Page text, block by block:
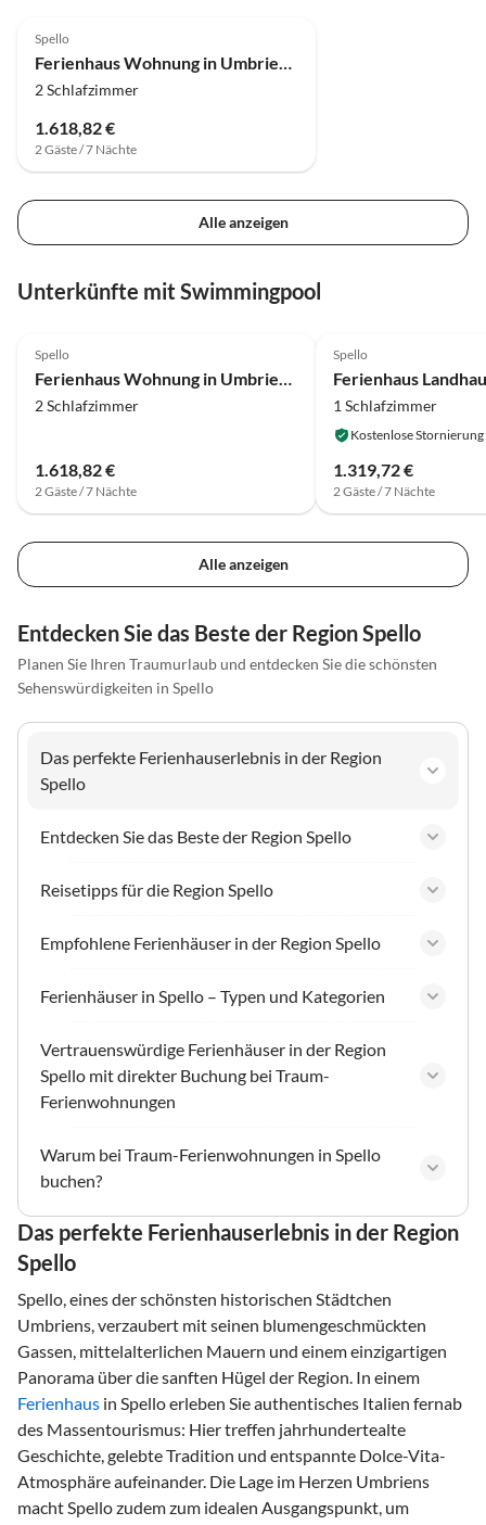
Spello
Ferienhaus Wohnung in Umbrien mit Pool und Sauna
2 Schlafzimmer
1.618,82 €
2 Gäste / 7 Nächte
Alle anzeigen
Unterkünfte mit Swimmingpool
Spello
Ferienhaus Wohnung in Umbrien mit Pool und Sauna
2 Schlafzimmer
1.618,82 €
2 Gäste / 7 Nächte
Spello
Ferienhaus
1 Schlafzimmer
Kostenlose Stornierung
1.319,72 €
2 Gäste / 7 Nächte
Alle anzeigen
Entdecken Sie das Beste der Region Spello
Planen Sie Ihren Traumurlaub und entdecken Sie die schönsten
Sehenswürdigkeiten in Spello
Das perfekte Ferienhauserlebnis in der Region
Spello
Entdecken Sie das Beste der Region Spello
Reisetipps für die Region Spello
Empfohlene Ferienhäuser in der Region Spello
Ferienhäuser in Spello – Typen und Kategorien
Vertrauenswürdige Ferienhäuser in der Region
Spello mit direkter Buchung bei Traum-
Ferienwohnungen
Warum bei Traum-Ferienwohnungen in Spello
buchen?
Das perfekte Ferienhauserlebnis in der Region
Spello
Spello, eines der schönsten historischen Städtchen
Umbriens, verzaubert mit seinen blumengeschmückten
Gassen, mittelalterlichen Mauern und einem einzigartigen
Panorama über die sanften Hügel der Region. In einem
Ferienhaus in Spello erleben Sie authentisches Italien fernab
des Massentourismus: Hier treffen jahrhundertealte
Geschichte, gelebte Tradition und entspannte Dolce-Vita-
Atmosphäre aufeinander. Die Lage im Herzen Umbriens
macht Spello zudem zum idealen Ausgangspunkt, um